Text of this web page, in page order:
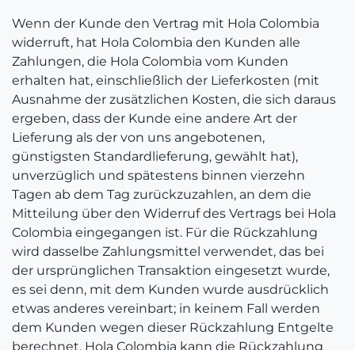
Wenn der Kunde den Vertrag mit Hola Colombia
widerruft, hat Hola Colombia den Kunden alle
Zahlungen, die Hola Colombia vom Kunden
erhalten hat, einschließlich der Lieferkosten (mit
Ausnahme der zusätzlichen Kosten, die sich daraus
ergeben, dass der Kunde eine andere Art der
Lieferung als der von uns angebotenen,
günstigsten Standardlieferung, gewählt hat),
unverzüglich und spätestens binnen vierzehn
Tagen ab dem Tag zurückzuzahlen, an dem die
Mitteilung über den Widerruf des Vertrags bei Hola
Colombia eingegangen ist. Für die Rückzahlung
wird dasselbe Zahlungsmittel verwendet, das bei
der ursprünglichen Transaktion eingesetzt wurde,
es sei denn, mit dem Kunden wurde ausdrücklich
etwas anderes vereinbart; in keinem Fall werden
dem Kunden wegen dieser Rückzahlung Entgelte
berechnet. Hola Colombia kann die Rückzahlung